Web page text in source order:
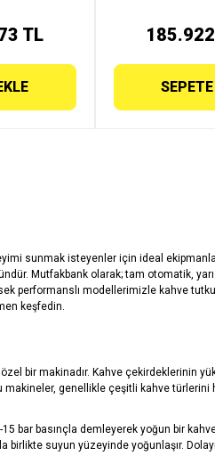
TL
sunmak isteyenler için ideal
Mutfakbank olarak; tam otomatik,
performanslı modellerimizle kahve
keşfedin.
bir makinadır. Kahve çekirdeklerinin
genellikle çeşitli kahve türlerini
15 bar basınçla demleyerek yoğun bir
suyun yüzeyinde yoğunlaşır.